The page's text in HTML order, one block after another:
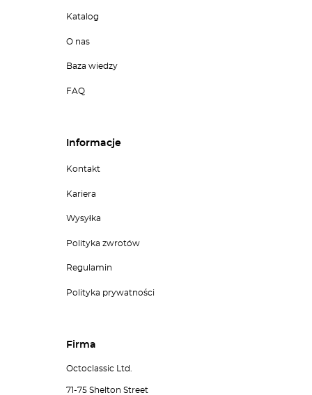
Katalog
O nas
Baza wiedzy
FAQ
Informacje
Kontakt
Kariera
Wysyłka
Polityka zwrotów
Regulamin
Polityka prywatności
Firma
Octoclassic Ltd.
71-75 Shelton Street